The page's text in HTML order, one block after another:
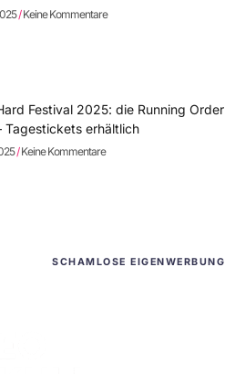
Keine Kommentare
Festival 2025: die Running Order
Tagestickets erhältlich
Keine Kommentare
SCHAMLOSE EIGENWERBUNG